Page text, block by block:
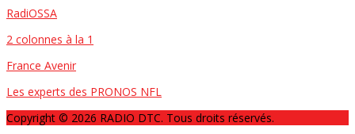
RadiOSSA
2 colonnes à la 1
France Avenir
Les experts des PRONOS NFL
Copyright © 2026 RADIO DTC. Tous droits réservés.